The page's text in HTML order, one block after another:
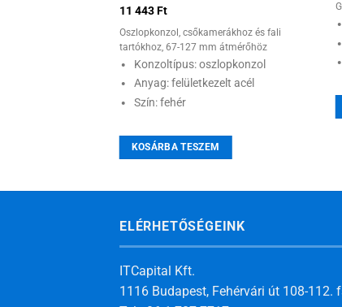
11 443Ft
Oszlopkonzol, csőkamerákhoz és fali
tartókhoz, 67-127 mm átmérőhöz
Konzoltípus: oszlopkonzol
Anyag: felületkezelt acél
Szín: fehér
KOSÁRBA TESZEM
ELÉRHETŐSÉGEINK
ITCapital Kft.
1116 Budapest, Fehérvári út 108-112.